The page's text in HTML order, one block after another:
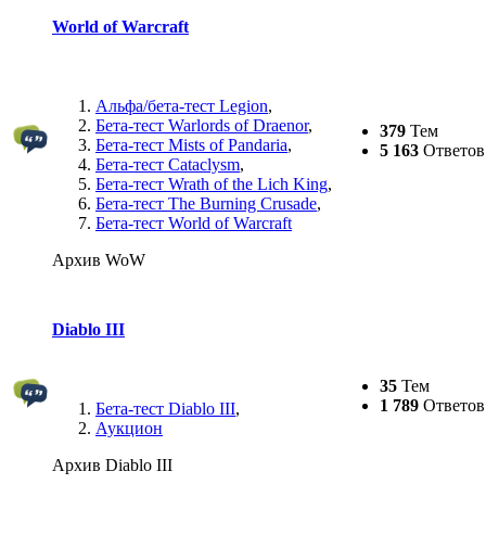
World of Warcraft
Альфа/бета-тест Legion,
Бета-тест Warlords of Draenor,
Бета-тест Mists of Pandaria,
Бета-тест Cataclysm,
Бета-тест Wrath of the Lich King,
Бета-тест The Burning Crusade,
Бета-тест World of Warcraft
Архив WoW
379 Тем
5 163 Ответов
Diablo III
Бета-тест Diablo III,
Аукцион
Архив Diablo III
35 Тем
1 789 Ответов